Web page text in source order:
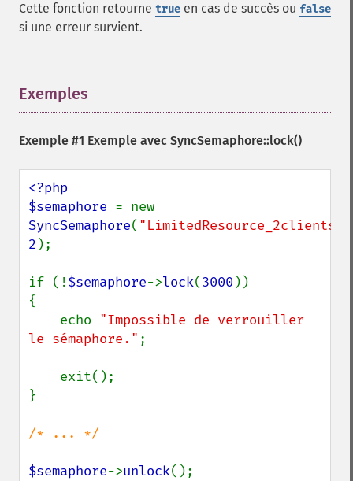
Cette fonction retourne true en cas de succès ou false
si une erreur survient.
Exemples
Exemple #1 Exemple avec SyncSemaphore::lock()
<?php
$semaphore
SyncSemaphore( "LimitedResource_2clients"
2 );
if (!$semaphore->lock(3000 ))
{
    echo
"Impossible de verrouiller
le sémaphore." ;
}
/* ... */
$semaphore->unlock